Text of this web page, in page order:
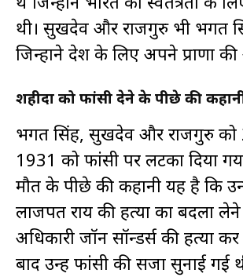
थी। सुखदेव और राजगुरु भी भगत
जिन्होंने देश के लिए अपने प्राणों की
शहीदों को फांसी देने के पीछे की
भगत सिंह, सुखदेव और राजगुरु को
1931 को फांसी पर लटका दिया
मौत के पीछे की कहानी यह है कि
लाजपत राय की हत्या का बदला लेने
अधिकारी जॉन सॉन्डर्स की हत्या
बाद उन्हें फांसी की सजा सुनाई गई